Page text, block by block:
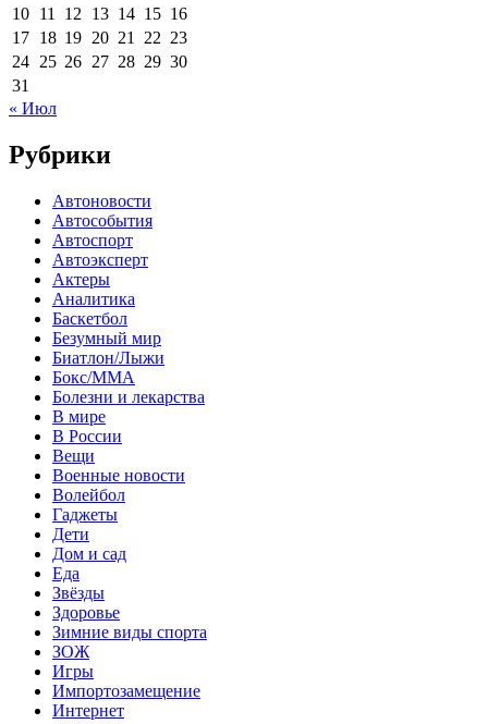
10 11 12 13 14 15 16
17 18 19 20 21 22 23
24 25 26 27 28 29 30
31
« Июл
Рубрики
Автоновости
Автособытия
Автоспорт
Автоэксперт
Актеры
Аналитика
Баскетбол
Безумный мир
Биатлон/Лыжи
Бокс/MMA
Болезни и лекарства
В мире
В России
Вещи
Военные новости
Волейбол
Гаджеты
Дети
Дом и сад
Еда
Звёзды
Здоровье
Зимние виды спорта
ЗОЖ
Игры
Импортозамещение
Интернет